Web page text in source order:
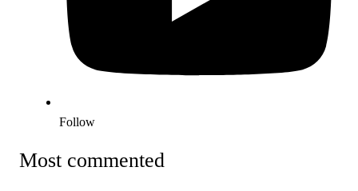
Follow
Most commented